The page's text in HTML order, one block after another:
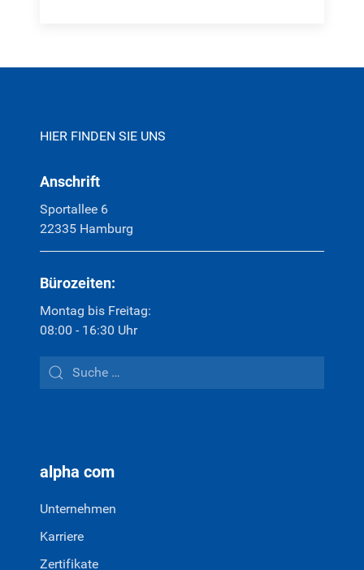
HIER FINDEN SIE UNS
Anschrift
Sportallee 6
22335 Hamburg
Bürozeiten:
Montag bis Freitag:
08:00 - 16:30 Uhr
alpha com
Unternehmen
Karriere
Zertifikate